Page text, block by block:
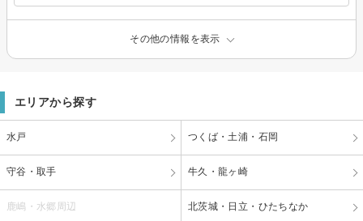
その他の情報を表示
エリアから探す
水戸 つくば・土浦・石岡
守谷・取手 牛久・龍ヶ崎
鹿嶋・水郷周辺 北茨城・日立・ひたちなか